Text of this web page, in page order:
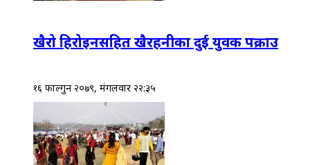
खैरो हिरोइनसहित खैरहनीका दुई युवक पक्राउ
१६ फाल्गुन २०७९, मंगलवार २२:३५